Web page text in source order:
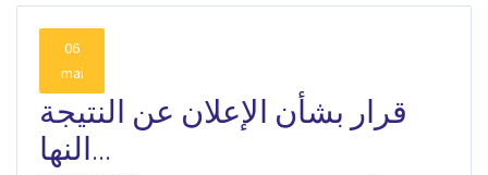
06
mai
قرار بشأن الإعلان عن النتيجة
النها...